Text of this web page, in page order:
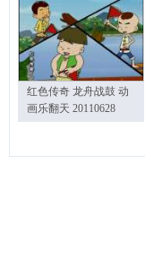
红色传奇 龙舟战鼓 动
画乐翻天 20110628